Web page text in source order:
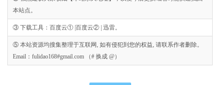
本站点。
③ 下载工具：百度云① |百度云② | 迅雷。
⑤ 本站资源均搜集整理于互联网, 如有侵犯到您的权益, 请联系作者删除。
Email：fulidao168#gmail.com （# 换成 @）